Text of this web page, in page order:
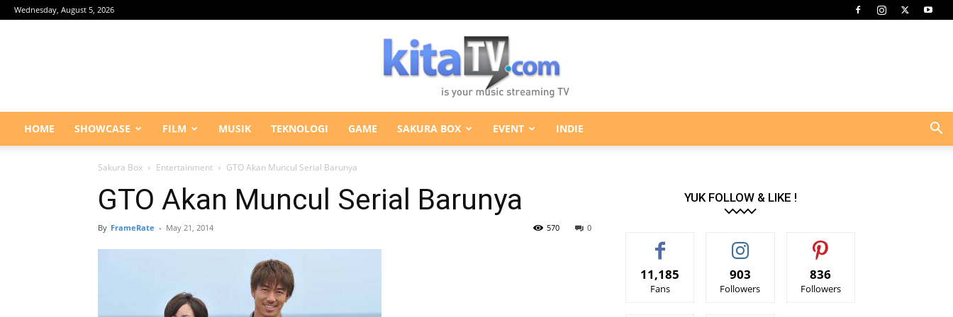
Wednesday, August 5, 2026
KitaTV.com
HOME SHOWCASE FILM MUSIK TEKNOLOGI GAME SAKURA BOX EVENT INDIE
Sakura Box Entertainment GTO Akan Muncul Serial Barunya
GTO Akan Muncul Serial Barunya
By FrameRate - May 21, 2014 0
570
YUK FOLLOW & LIKE !
11,185
Fans
903
Followers
836
Followers